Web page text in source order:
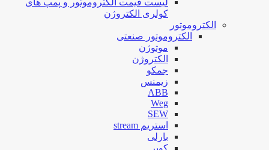
کولری الکتروژن
الکتروموتور
الکتروموتور صنعتی
موتوژن
الکتروژن
جمکو
زیمنس
ABB
Weg
SEW
استریم stream
بارلی
کوپر